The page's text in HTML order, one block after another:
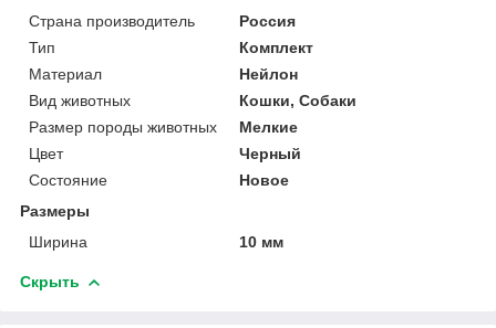
Страна производитель
Россия
Тип
Комплект
Материал
Нейлон
Вид животных
Кошки, Собаки
Размер породы животных
Мелкие
Цвет
Черный
Состояние
Новое
Размеры
Ширина
10 мм
Скрыть